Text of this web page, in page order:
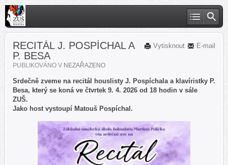
E-mail
Vytisknout
RECITÁL J. POSPÍCHAL A
P. BESA
PUBLIKOVÁNO V NEZAŘAZENO
Srdečně zveme na recitál houslisty J. Pospíchala a klavíristky P.
Besa, který se koná ve čtvrtek 9. 4. 2026 od 18 hodin v sále
ZUŠ.
Jako host vystoupí Matouš Pospíchal.